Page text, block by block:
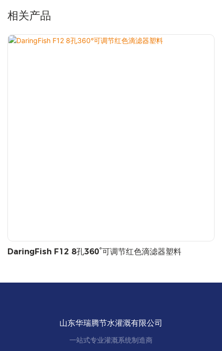
相关产品
DaringFish F12 8孔360°可调节红色滴滤器塑料
山东华瑞腾节水灌溉有限公司
一站式专业灌溉系统制造商